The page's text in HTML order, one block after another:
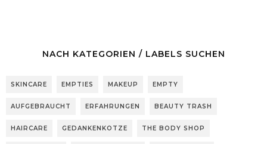
NACH KATEGORIEN / LABELS SUCHEN
SKINCARE EMPTIES MAKEUP EMPTY
AUFGEBRAUCHT ERFAHRUNGEN BEAUTY TRASH
HAIRCARE GEDANKENKOTZE THE BODY SHOP